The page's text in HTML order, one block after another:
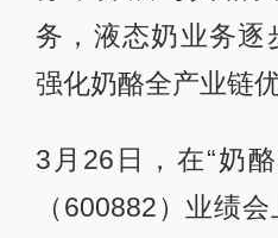
务，液态奶业务逐
强化奶酪全产业链
3月26日，在“奶
（600882）业绩